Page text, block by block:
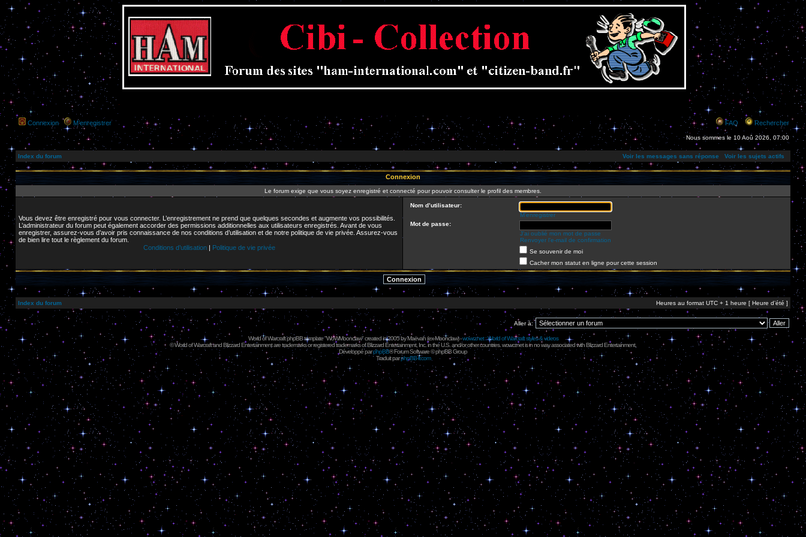
Connexion M’enregistrer FAQ Rechercher
Nous sommes le 10 Aoû 2026, 07:00
Index du forum Voir les messages sans réponse Voir les sujets actifs
Connexion
Le forum exige que vous soyez enregistré et connecté pour pouvoir consulter le profil des membres.
Vous devez être enregistré pour vous connecter. L’enregistrement ne prend que quelques secondes et augmente vos possibilités.
L’administrateur du forum peut également accorder des permissions additionnelles aux utilisateurs enregistrés. Avant de vous
enregistrer, assurez-vous d’avoir pris connaissance de nos conditions d’utilisation et de notre politique de vie privée. Assurez-vous
de bien lire tout le règlement du forum.
Conditions d’utilisation| Politique de vie privée
Nom d’utilisateur:
M’enregistrer
Mot de passe:
J’ai oublié mon mot de passe
Renvoyer l’e-mail de confirmation
Se souvenir de moi
Cacher mon statut en ligne pour cette session
Index du forum Heures au format UTC + 1 heure [ Heure d’été ]
Aller à:
World of Warcraft phpBB template "WoWMoonclaw" created in 2005 byMaëvah(ex-Moonclaw) -wowcr.net : World of Warcraft styles & videos
©World of Warcraft and Blizzard Entertainment are trademarks or registered trademarks of Blizzard Entertainment, Inc. in the U.S. and/or other countries. wowcr.net is in no way associated with Blizzard Entertainment.
Développé parphpBB® Forum Software © phpBB Group
Traduit parphpBB-fr.com